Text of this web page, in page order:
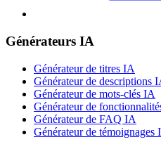
Générateurs IA
Générateur de titres IA
Générateur de descriptions
Générateur de mots-clés IA
Générateur de
Générateur de FAQ IA
Générateur de témoignages